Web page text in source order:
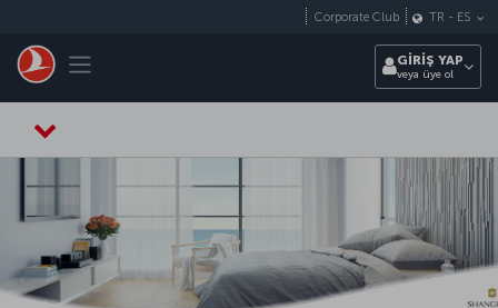
Toggle navigation
Corporate Club TR - ES
GİRİŞ YAP
veya üye ol